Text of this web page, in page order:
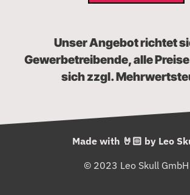
Unser Angebot richtet
Gewerbetreibende, alle
sich zzgl.
Made with 🤘🏻 by Leo
© 2023 Leo Skull GmbH